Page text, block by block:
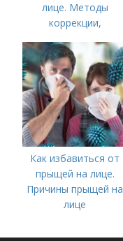
лице. Методы
коррекции,
акне и удаления
рубцов и шрамов
постакне
Как избавиться от
прыщей на лице.
Причины прыщей на
лице